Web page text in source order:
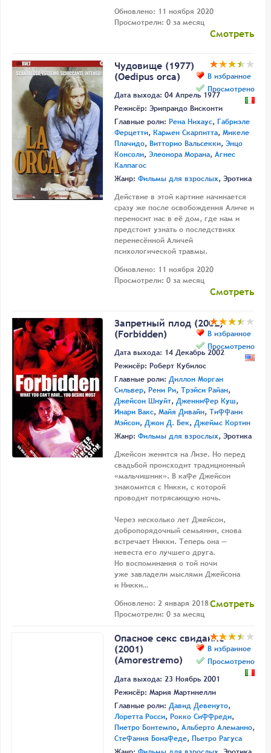
Обновлено: 11 ноября 2020
Просмотрели: 0 за месяц
Смотреть
В избранное
Просмотрено
Чудовище (1977)
(Oedipus orca)
Дата выхода: 04 Апрель 1977
Режисёр: Эрипрандо Висконти
Главные роли: Рена Нихаус, Габриэле
Ферцетти, Кармен Скарпитта, Микеле
Плачидо, Витторио Вальсекки, Энцо
Консоли, Элеонора Морана, Агнес
Калпагос
Жанр: Фильмы для взрослых, Эротика
Действие в этой картине начинается
сразу же после освобождения Аличе и
переносит нас в её дом, где нам и
предстоит узнать о последствиях
перенесённой Аличей
психологической травмы.
Обновлено: 11 ноября 2020
Просмотрели: 0 за месяц
Смотреть
В избранное
Просмотрено
Запретный плод (2002)
(Forbidden)
Дата выхода: 14 Декабрь 2002
Режисёр: Роберт Кубилос
Главные роли: Диллон Морган
Сильвер, Рени Ри, Трэйси Райан,
Джейсон Шнуйт, Дженнифер Куш,
Инари Вакс, Майя Дивайн, Тиффани
Мэйсон, Джон Д. Бек, Джеймс Кортин
Жанр: Фильмы для взрослых, Эротика
Джейсон женится на Лизе. Но перед
свадьбой происходит традиционный
«мальчишник». В кафе Джейсон
знакомится с Никки, с которой
проводит потрясающую ночь.
Через несколько лет Джейсон,
добропорядочный семьянин, снова
встречает Никки. Теперь она —
невеста его лучшего друга.
Но воспоминания о той ночи
уже завладели мыслями Джейсона
и Никки…
Обновлено: 2 января 2018
Просмотрели: 0 за месяц
Смотреть
В избранное
Просмотрено
Опасное секс свидание
(2001)
(Amorestremo)
Дата выхода: 23 Ноябрь 2001
Режисёр: Мария Мартинелли
Главные роли: Давид Девенуто,
Лоретта Росси, Рокко Сиффреди,
Пиетро Бонтемпо, Альберто Алеманно,
Стефания Бонафеде, Пьетро Рагуса